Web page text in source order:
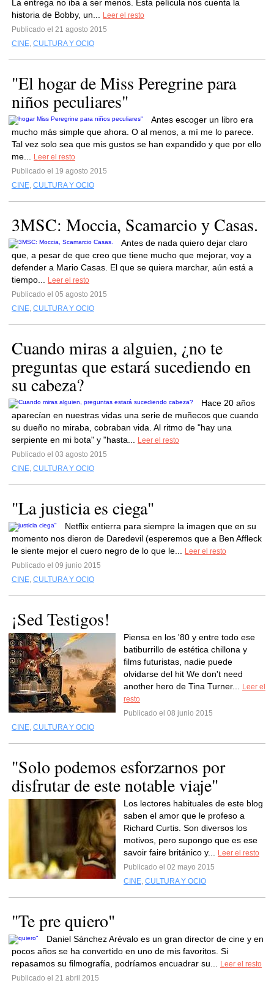
La entrega no iba a ser menos. Esta película nos cuenta la
historia de Bobby, un...
Leer el resto
Publicado el 21 agosto 2015
CINE, CULTURA Y OCIO
"El hogar de Miss Peregrine para
niños peculiares"
Antes escoger un libro era
mucho más simple que ahora. O al menos, a mí me lo parece.
Tal vez solo sea que mis gustos se han expandido y que por ello
me...
Leer el resto
Publicado el 19 agosto 2015
CINE, CULTURA Y OCIO
3MSC: Moccia, Scamarcio y Casas.
Antes de nada quiero dejar claro
que, a pesar de que creo que tiene mucho que mejorar, voy a
defender a Mario Casas. El que se quiera marchar, aún está a
tiempo...
Leer el resto
Publicado el 05 agosto 2015
CINE, CULTURA Y OCIO
Cuando miras a alguien, ¿no te
preguntas que estará sucediendo en
su cabeza?
Hace 20 años
aparecían en nuestras vidas una serie de muñecos que cuando
su dueño no miraba, cobraban vida. Al ritmo de "hay una
serpiente en mi bota" y "hasta...
Leer el resto
Publicado el 03 agosto 2015
CINE, CULTURA Y OCIO
"La justicia es ciega"
Netflix entierra para siempre la imagen que en su
momento nos dieron de Daredevil (esperemos que a Ben Affleck
le siente mejor el cuero negro de lo que le...
Leer el resto
Publicado el 09 junio 2015
CINE, CULTURA Y OCIO
¡Sed Testigos!
Piensa en los '80 y entre todo ese
batiburrillo de estética chillona y
films futuristas, nadie puede
olvidarse del hit We don't need
another hero de Tina Turner...
Leer el
resto
Publicado el 08 junio 2015
CINE, CULTURA Y OCIO
"Solo podemos esforzarnos por
disfrutar de este notable viaje"
Los lectores habituales de este blog
saben el amor que le profeso a
Richard Curtis. Son diversos los
motivos, pero supongo que es ese
savoir faire británico y...
Leer el resto
Publicado el 02 mayo 2015
CINE, CULTURA Y OCIO
"Te pre quiero"
Daniel Sánchez Arévalo es un gran director de cine y en
pocos años se ha convertido en uno de mis favoritos. Si
repasamos su filmografía, podríamos encuadrar su...
Leer el resto
Publicado el 21 abril 2015